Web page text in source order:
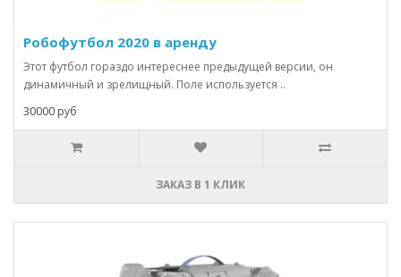
Робофутбол 2020 в аренду
Этот футбол гораздо интереснее предыдущей версии, он
динамичный и зрелищный. Поле используется ..
30000 руб
ЗАКАЗ В 1 КЛИК